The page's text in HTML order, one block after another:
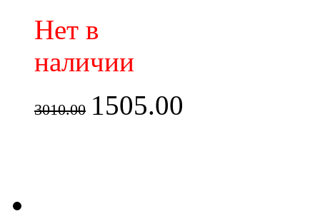
Нет в
наличии
3010.00 1505.00